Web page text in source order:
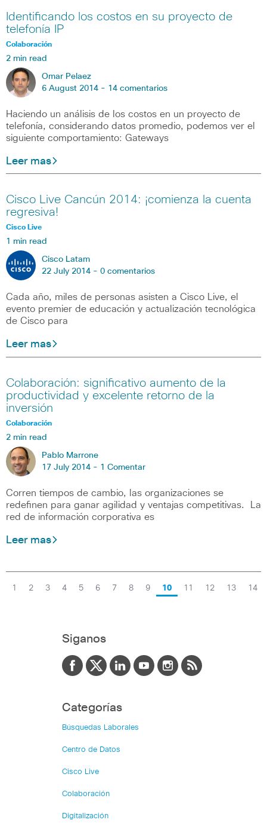
Identificando los costos en su proyecto de
telefonía IP
Colaboración
2 min read
Omar Pelaez
6 August 2014 - 14 comentarios
Haciendo un análisis de los costos en un proyecto de
telefonía, considerando datos promedio, podemos ver el
siguiente comportamiento: Gateways
Leer mas
Cisco Live Cancún 2014: ¡comienza la cuenta
regresiva!
Cisco Live
1 min read
Cisco Latam
22 July 2014 - 0 comentarios
Cada año, miles de personas asisten a Cisco Live, el
evento premier de educación y actualización tecnológica
de Cisco para
Leer mas
Colaboración: significativo aumento de la
productividad y excelente retorno de la
inversión
Colaboración
2 min read
Pablo Marrone
17 July 2014 - 1 Comentar
Corren tiempos de cambio, las organizaciones se
redefinen para ganar agilidad y ventajas competitivas. La
red de información corporativa es
Leer mas
1 2 3 4 5 6 7 8 9 10 11 12 13 14
Siganos
Categorías
Búsquedas Laborales
Centro de Datos
Cisco Live
Colaboración
Digitalización